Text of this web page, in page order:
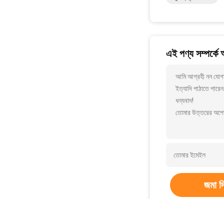
এই পণ্য সম্পর্কে
আমি আগ্রহী নন
ইত্যাদি পাঠাতে পারেন
ধন্যবাদ!
তোমার উত্তরের
জমা